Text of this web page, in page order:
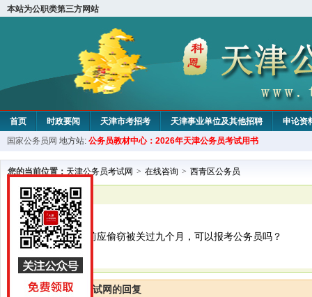
本站为公职类第三方网站
首页 时政要闻 天津市考招考 天津事业单位及其他招聘 申论资
教材中心
国家公务员网 地方站: 公务员教材中心：2026年天津公务员考试用书
您的当前位置： 天津公务员考试网 > 在线咨询 > 西青区公务员
已解决
西青区公务员
父亲在二十多年前应偷窃被关过九个月，可以报考公务员吗？
天津公务员考试网的回复